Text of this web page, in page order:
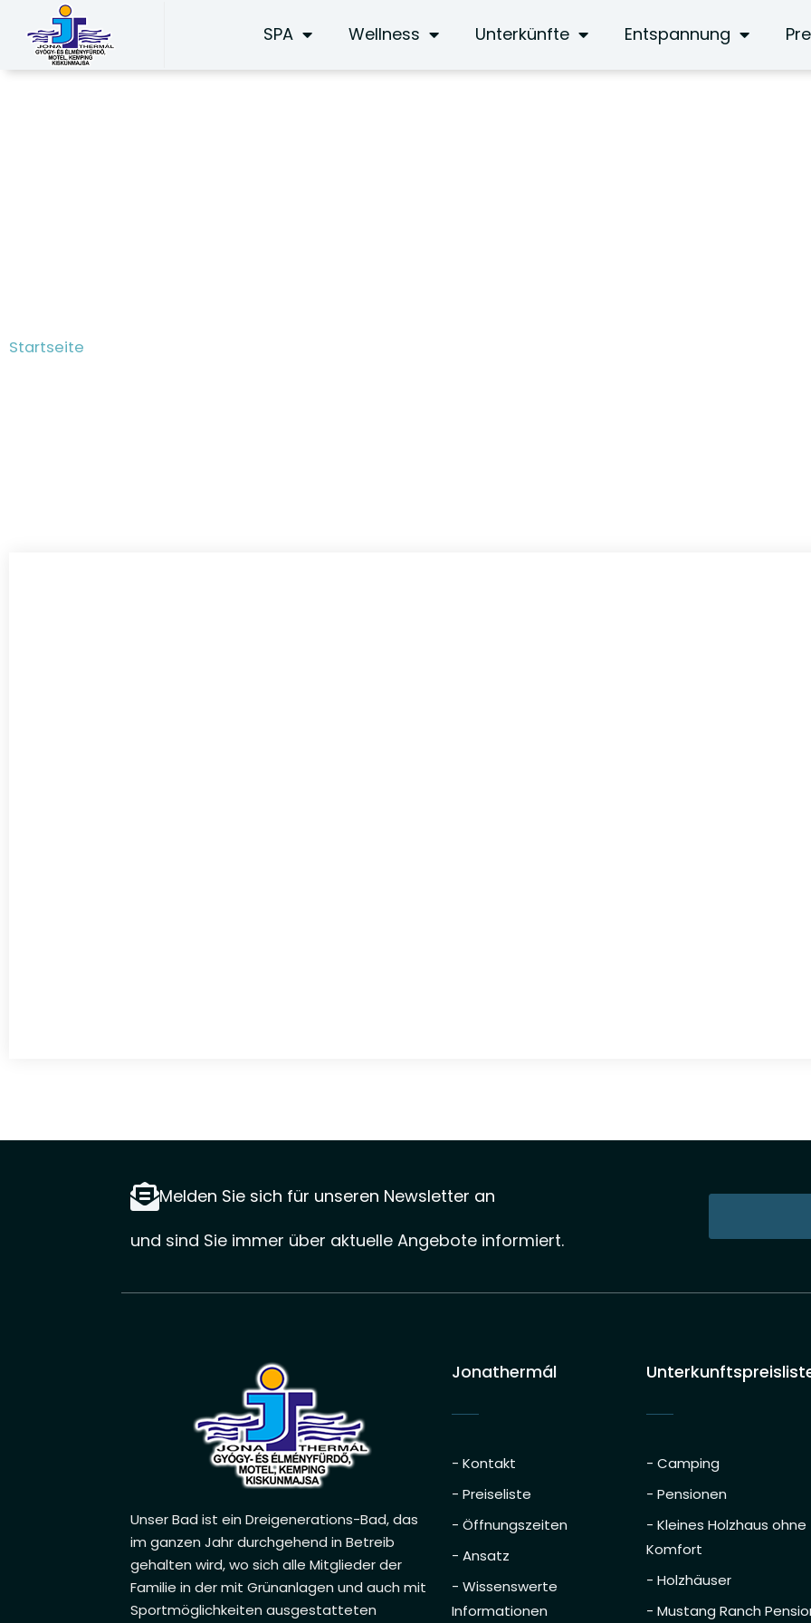
Inhalt
springen
SPA Wellness Unterkünfte Entspannung
Startseite
Melden Sie sich für unseren Newsletter an
und sind Sie immer über aktuelle Angebote informiert.
Unser Bad ist ein Dreigenerations-Bad, das
im ganzen Jahr durchgehend in Betreib
gehalten wird, wo sich alle Mitglieder der
Familie in der mit Grünanlagen und auch mit
Sportmöglichkeiten ausgestatteten
Jonathermál
- Kontakt
- Preiseliste
- Öffnungszeiten
- Ansatz
- Wissenswerte
Informationen
- Camping
- Pensionen
- Kleines Holzhaus ohne
Komfort
- Holzhäuser
- Mustang Ranch